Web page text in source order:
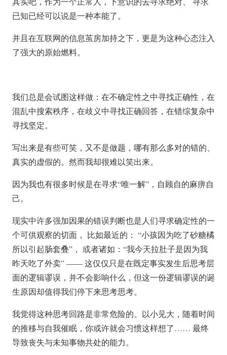
已知已经可以说是一种本能了。
并且在互联网的信息茧房加持之下，更是为这种心态注入
了强大的原始燃料。
我们总是会试图这样做：在不确定性之中寻找正确性，在
混乱中搜索秩序，在歧义中寻找正确回答，在错综复杂中
寻找坚定。
写出来是有些可笑，又不是做题，哪有那么多对的错的、
真实的虚假的。然而我却很难以笑出来。
因为我也有很多时候是在寻求“唯一解”，自顾自的麻痹自
己。
现实中许多强加因果的错误判断也是人们寻求确定性的一
个可供观察的切面， 比如最近的： “小孩因为吃了砂糖橘
所以引起肠套叠”， 或者诸如：“我今天拉肚子是因为我
昨天吃了外卖” —— 这仅仅只是在既定事实发生后思考层
面的逻辑谬误，并不会影响什么，但这一份逻辑谬误的诞
生原因却值得我们停下来思考思考。
我觉得这种思考回路是非常危险的。以小见大，随着时间
的推移与自我催眠，你或许就会习惯这样想了…… 最终
导致丧失与未知事物共处的能力。